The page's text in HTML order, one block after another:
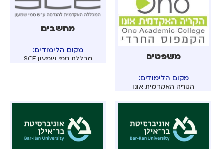
משפטים
מקום הלימודים:
הקריה האקדמית אונו
מחשבים
מקום הלימודים:
מכללת סמי שמעון SCE